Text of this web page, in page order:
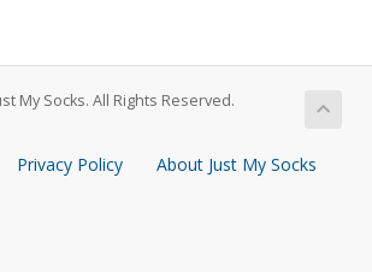
My Socks. All Rights Reserved.
Privacy Policy About Just My Socks